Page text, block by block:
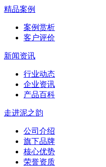
精品案例
案例赏析
客户评价
新闻资讯
行业动态
企业资讯
产品百科
走进泥之韵
公司介绍
旗下品牌
核心优势
荣誉资质